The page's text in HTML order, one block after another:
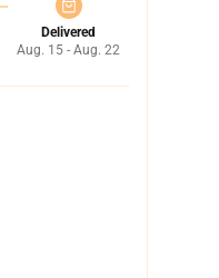
Delivered
Aug. 15 - Aug. 22